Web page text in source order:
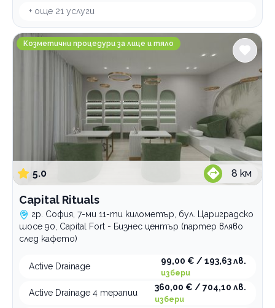
+ още 21 услуги
Capital Rituals
Козметични процедури за лице и тяло
5.0 8 км
Capital Rituals
гр. София, 7-ми 11-ти километър, бул. Цариградско
шосе 90, Capital Fort - Бизнес център (партер вляво
след кафето)
Active Drainage
99,00 € / 193,63 лв.
избери
Active Drainage 4 терапии
360,00 € / 704,10 лв.
избери